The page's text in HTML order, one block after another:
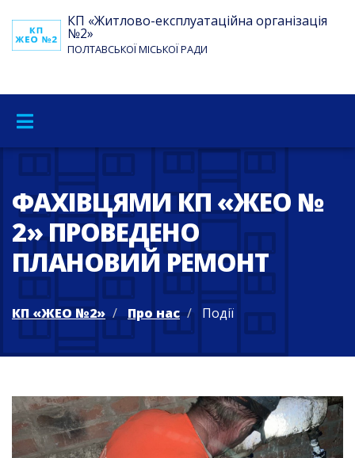
КП «Житлово-експлуатаційна організація
№2»
ПОЛТАВСЬКОЇ МІСЬКОЇ РАДИ
ФАХІВЦЯМИ КП «ЖЕО №
2» ПРОВЕДЕНО
ПЛАНОВИЙ РЕМОНТ
КП «ЖЕО №2» Про нас Події